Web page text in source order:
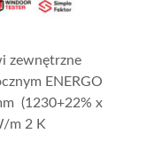
zewnętrzne
ENERGO
(1230+22% x
m 2 K